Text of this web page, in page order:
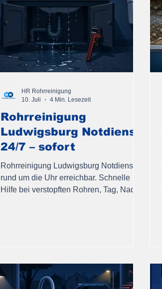
Rohrreinigung
Ludwigsburg Notdienst
24/7 – sofort
Rohrreinigung Ludwigsburg Notdienst
rund um die Uhr erreichbar. Schnelle
Hilfe bei verstopften Rohren, Tag, Nacht,
HR Rohrreinigung
10. Juli
4 Min. Lesezeit